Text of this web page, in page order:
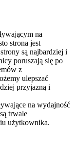
na
strona jest
są najbardziej i
poruszają się po
z
ulepszać
przyjazną i
na wydajność
trwale
użytkownika.